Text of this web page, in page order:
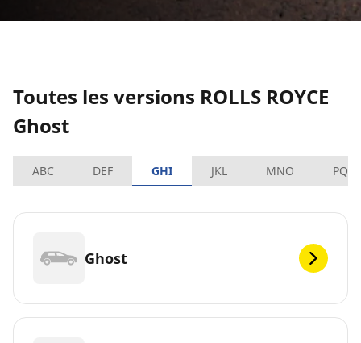
Toutes les versions ROLLS ROYCE
Ghost
ABC DEF GHI JKL MNO PQRS
Ghost